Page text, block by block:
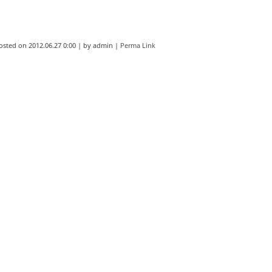
on 2012.06.27 0:00 | by admin | Perma Link